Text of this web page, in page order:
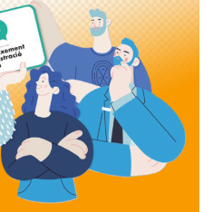
Del Baix
Guardonat Amb
Oberta 2023